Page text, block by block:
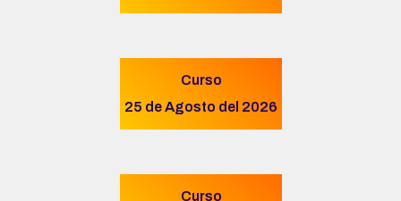
Curso
25 de Agosto del 2026
Curso